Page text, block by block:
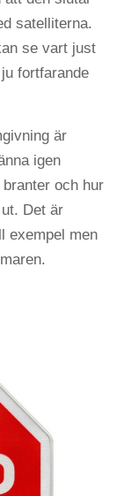
satelliterna.
se vart just
fortfarande
är
igen
och hur
Det är
exempel men